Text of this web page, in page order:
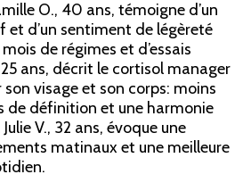
O., 40 ans, témoigne d’un
d’un sentiment de légèreté
de régimes et d’essais
ans, décrit le cortisol manager
visage et son corps: moins
de définition et une harmonie
V., 32 ans, évoque une
matinaux et une meilleure